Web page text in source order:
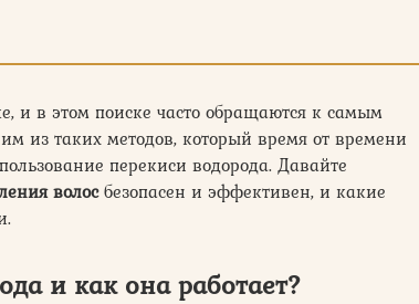
и в этом поиске часто обращаются к самым
из таких методов, который время от времени
перекиси водорода. Давайте
волосбезопасен и эффективен, и какие
и как она работает?